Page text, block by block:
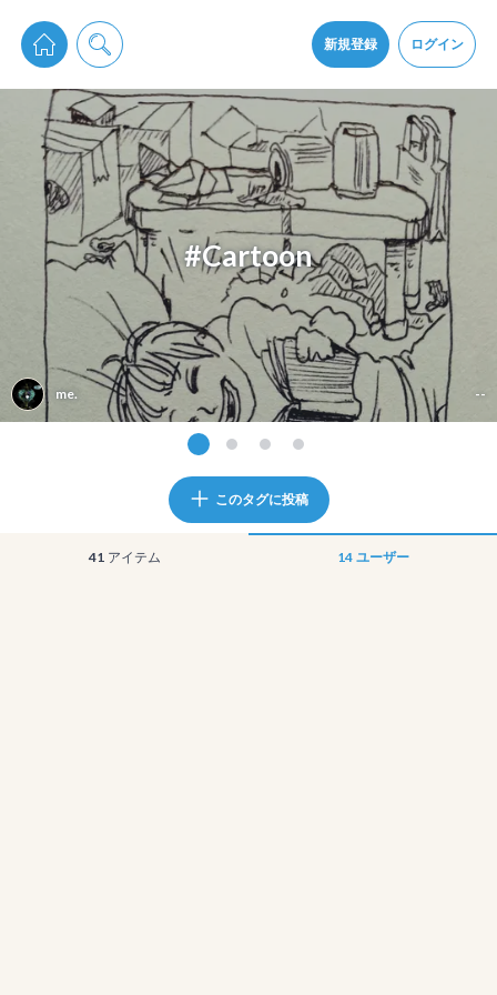
新規登録 ログイン
pixiv Sketchは2024年5月28日付で プライパシーポリシーを改定しました。
通知を受け取るにはここをクリックします
pixiv Sketchアプリでさらに快適に！
アプリをインストール
#Cartoon
me. --
このタグに投稿
41 アイテム 14 ユーザー